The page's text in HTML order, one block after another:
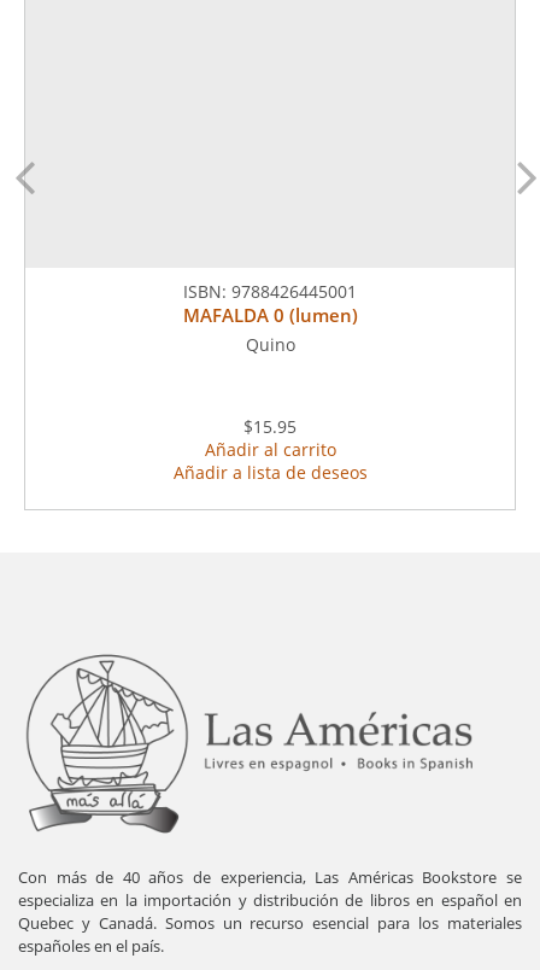
ISBN: 9788426445001
MAFALDA 0 (lumen)
Quino
$15.95
Añadir al carrito
Añadir a lista de deseos
Con más de 40 años de experiencia, Las Américas Bookstore se
especializa en la importación y distribución de libros en español en
Quebec y Canadá. Somos un recurso esencial para los materiales
españoles en el país.